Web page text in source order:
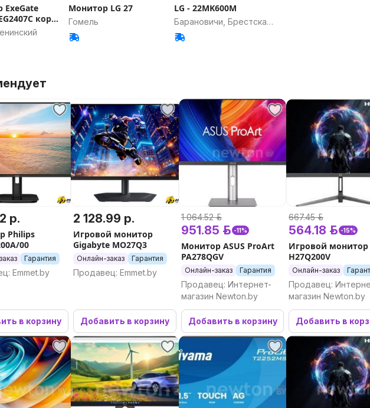
кор
Монитор LG 27
Гомель
LG - 22MK600M
Барановичи, Брестская
область
р.
Philips
00
Гарантия
Emmet.by
в корзину
2 128.99 р.
Игровой монитор
Gigabyte MO27Q3
Онлайн-заказ Гарантия
Продавец: Emmet.by
Добавить в корзину
1 064.52 р.
951.85 р. -11%
Монитор ASUS ProArt
PA278QGV
Онлайн-заказ Гарантия
Продавец: Интернет-
магазин Newton.by
Добавить в корзину
667.45 р.
564.18 р. -15%
Игровой монитор
H27Q200V
Онлайн-заказ
Продавец:
магазин Newton.by
Добавить в